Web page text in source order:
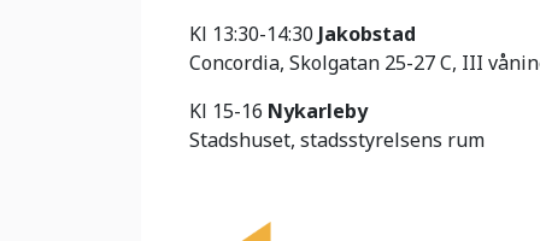
Kl 13:30-14:30 Jakobstad
Concordia, Skolgatan 25-27 C, III
Kl 15-16 Nykarleby
Stadshuset, stadsstyrelsens rum